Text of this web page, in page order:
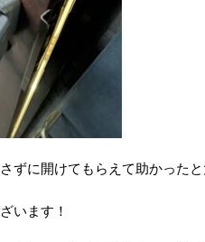
ずに開けてもらえて助かった
います！